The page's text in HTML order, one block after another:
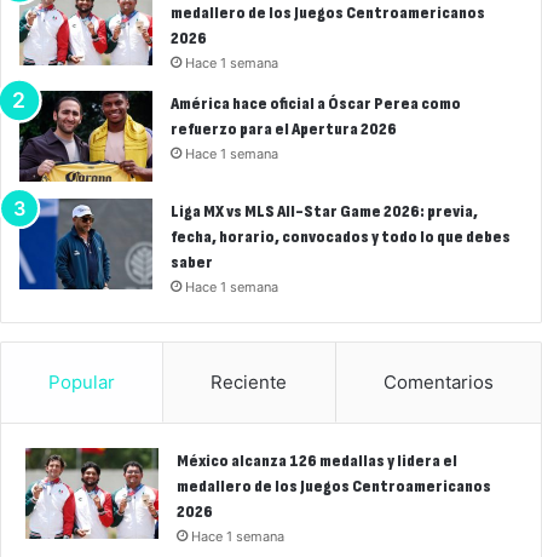
medallero de los Juegos Centroamericanos
2026
Hace 1 semana
América hace oficial a Óscar Perea como
refuerzo para el Apertura 2026
Hace 1 semana
Liga MX vs MLS All-Star Game 2026: previa,
fecha, horario, convocados y todo lo que debes
saber
Hace 1 semana
Popular Reciente Comentarios
México alcanza 126 medallas y lidera el
medallero de los Juegos Centroamericanos
2026
Hace 1 semana